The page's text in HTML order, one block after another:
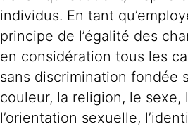
individus. En tant
principe de l’égalité des
en considération tous les
sans discrimination fondée
couleur, la religion, le sexe,
l’orientation sexuelle,